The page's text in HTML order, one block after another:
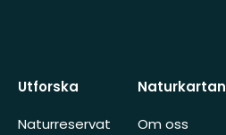
Utforska
Naturreservat
Naturkartan
Om oss